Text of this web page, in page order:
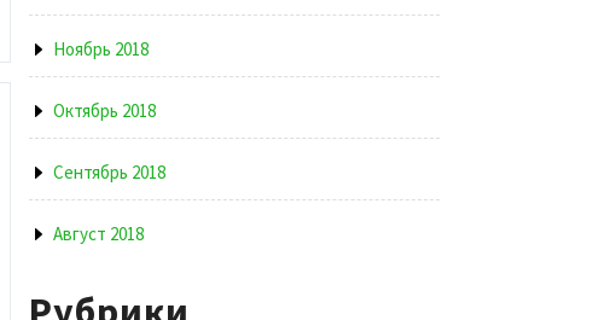
Ноябрь 2018
Октябрь 2018
Сентябрь 2018
Август 2018